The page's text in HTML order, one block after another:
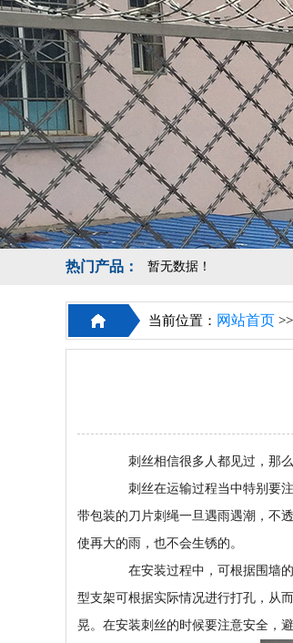
热门产品： 暂无数据！
当前位置： 网站首页 >>
刺丝相信很多人都见过，那么
刺丝在运输过程当中特别要注
带包装的刀片刺绳一旦遇雨遇潮，不
使再大的雨，也不会生锈的。
在安装过程中，可根据围墙的
型支架可根据实际情况进行打孔，从
晃。在安装刺丝的时候要注意安全，